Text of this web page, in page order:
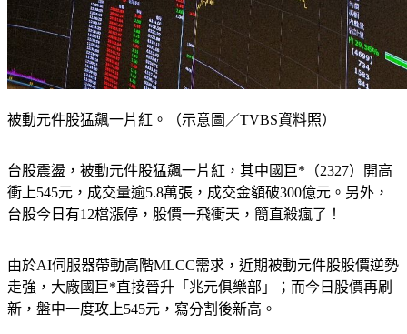
台股震盪，被動元件股猛飆一片紅，其中國巨*（2327）開高
衝上545元，成交量逾5.8萬張，成交金額破300億元。另外，
由於AI伺服器帶動高階MLCC需求，近期被動元件股股價逆勢
走強，大廠國巨*直接晉升「兆元俱樂部」；而今日股價再刷